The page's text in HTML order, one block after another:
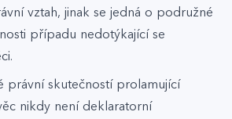
vztah, jinak se jedná o podružné
případu nedotýkající se
právní skutečností prolamující
nikdy není deklaratorní